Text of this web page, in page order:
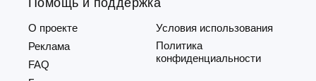
Помощь и поддержка
О проекте
Реклама
FAQ
Условия использования
Политика
конфиденциальности